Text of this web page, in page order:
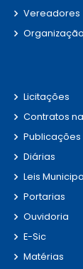
Vereadores
Licitações
Contratos
Publicações
Diárias
Leis
Portarias
Ouvidoria
E-Sic
Matérias